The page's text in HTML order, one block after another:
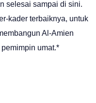
selesai sampai di sini.
kader terbaiknya, untuk
Al-Amien
umat.*